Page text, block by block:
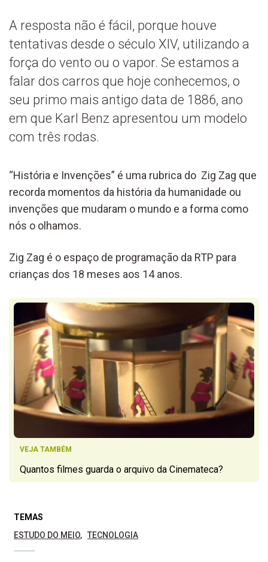
A resposta não é fácil, porque houve
tentativas desde o século XIV, utilizando a
força do vento ou o vapor. Se estamos a
falar dos carros que hoje conhecemos, o
seu primo mais antigo data de 1886, ano
em que Karl Benz apresentou um modelo
com três rodas.
“História e Invenções” é uma rubrica do Zig Zag que
recorda momentos da história da humanidade ou
invenções que mudaram o mundo e a forma como
nós o olhamos.
Zig Zag é o espaço de programação da RTP para
crianças dos 18 meses aos 14 anos.
VEJA TAMBÉM
Quantos filmes guarda o arquivo da Cinemateca?
TEMAS
ESTUDO DO MEIO
TECNOLOGIA